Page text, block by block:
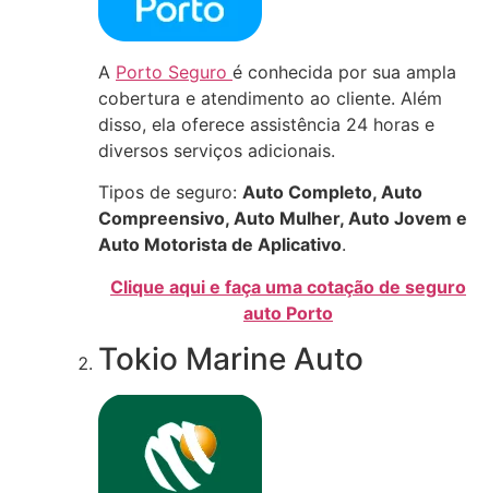
A Porto Seguro é conhecida por sua ampla
cobertura e atendimento ao cliente. Além
disso, ela oferece assistência 24 horas e
diversos serviços adicionais.
Tipos de seguro: Auto Completo, Auto
Compreensivo, Auto Mulher, Auto Jovem e
Auto Motorista de Aplicativo.
Clique aqui e faça uma cotação de seguro
auto Porto
Tokio Marine Auto